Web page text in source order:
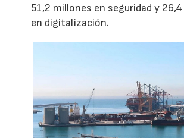
51,2 millones en seguridad y
en digitalización.